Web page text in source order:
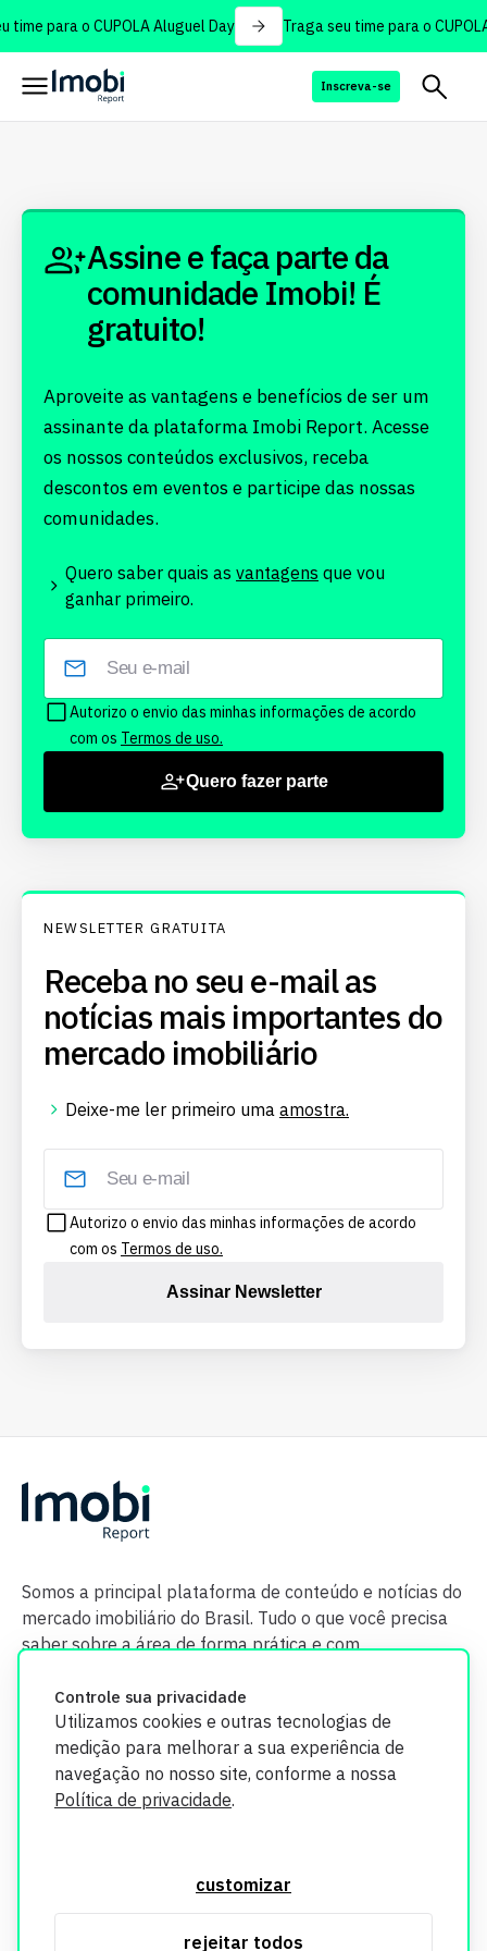
para o CUPOLA Aluguel Day Traga seu time para o
Inscreva-se
Controle sua privacidade
Utilizamos cookies e outras tecnologias de
medição para melhorar a sua experiência de
navegação no nosso site, conforme a nossa
Política de privacidade.
customizar
rejeitar todos
Assine e faça parte da
comunidade Imobi! É
gratuito!
Aproveite as vantagens e benefícios de ser um
assinante da plataforma Imobi Report. Acesse
os nossos conteúdos exclusivos, receba
descontos em eventos e participe das nossas
comunidades.
Quero saber quais as vantagens que vou
ganhar primeiro.
Autorizo o envio das minhas informações de acordo
com os Termos de uso.
Quero fazer parte
NEWSLETTER GRATUITA
Receba no seu e-mail as
notícias mais importantes do
mercado imobiliário
Deixe-me ler primeiro uma amostra.
Autorizo o envio das minhas informações de acordo
com os Termos de uso.
Assinar Newsletter
Somos a principal plataforma de conteúdo e notícias do
mercado imobiliário do Brasil. Tudo o que você precisa
saber sobre a área de forma prática e com
segurança. Todos os dados coletados em nosso site são
utilizados exclusivamente para fins de aprimoramento de
informações, consulte nossa Política de Privacidade.